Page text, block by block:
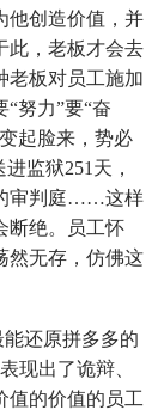
他创造价值，并
此，老板才会去
老板对员工施加
努力”要“奋
起脸来，势必
监狱251天，
审判庭……这样
断绝。员工怀
然无存，仿佛这
还原拼多多的
现出了诡辩、
值的价值的员工